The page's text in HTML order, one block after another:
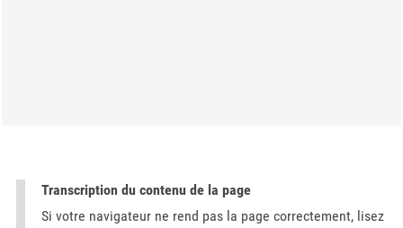
Transcription du contenu de la page
Si votre navigateur ne rend pas la page correctement, lisez